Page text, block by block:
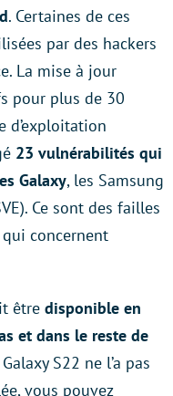
. Certaines de ces
par des hackers
La mise à jour
pour plus de 30
d’exploitation
23 vulnérabilités qui
Galaxy, les Samsung
Ce sont des failles
concernent
être disponible en
et dans le reste de
S22 ne l’a pas
vous pouvez